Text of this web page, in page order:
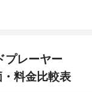
プレーヤー
料金比較表